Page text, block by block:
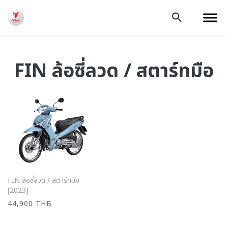
FIN ล้อซี่ลวด / สตาร์ทมือ
ดูรายละเอียด
FIN ล้อซี่ลวด / สตาร์ทมือ
[2023]
44,900 THB